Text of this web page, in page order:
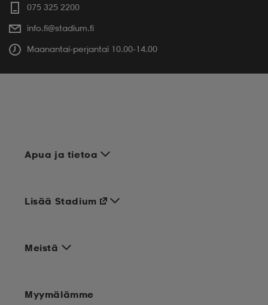
075 325 2200
info.fi@stadium.fi
Maanantai-perjantai 10.00-14.00
Apua ja tietoa
Meistä
Lisää Stadium
Myymälämme